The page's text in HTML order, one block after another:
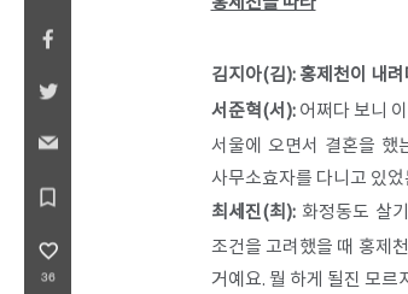
김지아(김): 홍제천이 내
서준혁(서):어쩌다 보니
서울에 오면서 결혼을 했
사무소효자를 다니고 있
최세진(최):화정동도 살
조건을 고려했을 때 홍제
거예요. 뭘 하게 될진 모르
bookmark_border
favorite_border
36